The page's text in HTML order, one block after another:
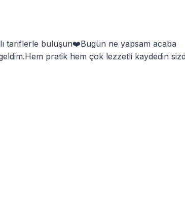
tariflerle buluşun❤️Bugün ne yapsam acaba
pratik hem çok lezzetli kaydedin